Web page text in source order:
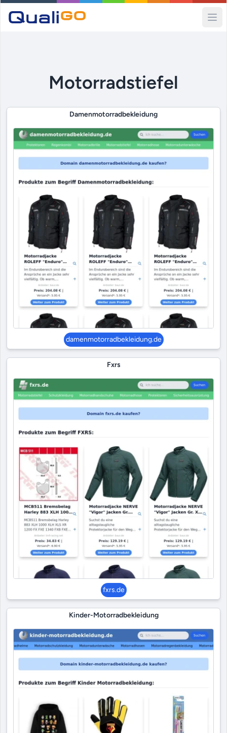
Motorradstiefel
Damenmotorradbekleidung
damenmotorradbekleidung.de
Fxrs
fxrs.de
Kinder-Motorradbekleidung